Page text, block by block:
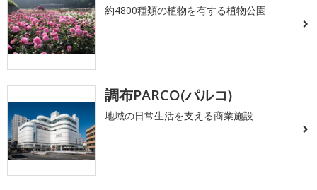
約4800種類の植物を有する植物公園
調布PARCO(パルコ)
地域の日常生活を支える商業施設